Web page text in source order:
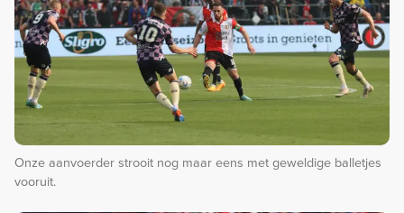
Onze aanvoerder strooit nog maar eens met geweldige balletjes
vooruit.